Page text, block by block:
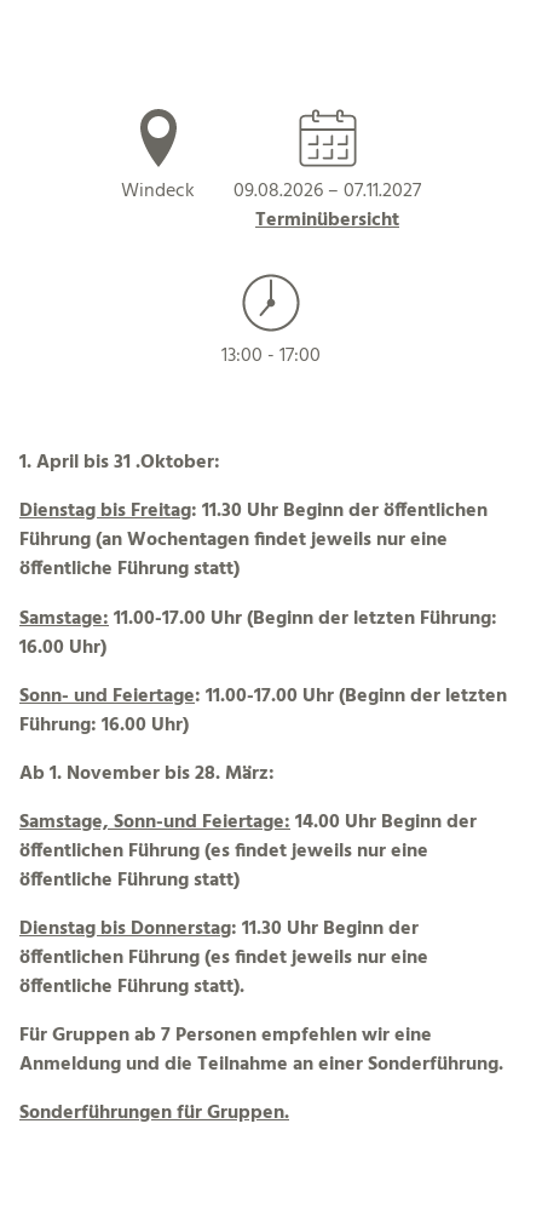
Windeck
09.08.2026 – 07.11.2027
Terminübersicht
13:00 - 17:00
1. April bis 31 .Oktober:
Dienstag bis Freitag: 11.30 Uhr Beginn der öffentlichen
Führung (an Wochentagen findet jeweils nur eine
öffentliche Führung statt)
Samstage:11.00-17.00 Uhr (Beginn der letzten Führung:
16.00 Uhr)
Sonn- und Feiertage: 11.00-17.00 Uhr (Beginn der letzten
Führung: 16.00 Uhr)
Ab 1. November bis 28. März:
Samstage, Sonn-und Feiertage:14.00 Uhr Beginn der
öffentlichen Führung (es findet jeweils nur eine
öffentliche Führung statt)
Dienstag bis Donnerstag: 11.30 Uhr Beginn der
öffentlichen Führung (es findet jeweils nur eine
öffentliche Führung statt).
Für Gruppen ab 7 Personen empfehlen wir eine
Anmeldung und die Teilnahme an einer Sonderführung.
Sonderführungen für Gruppen.